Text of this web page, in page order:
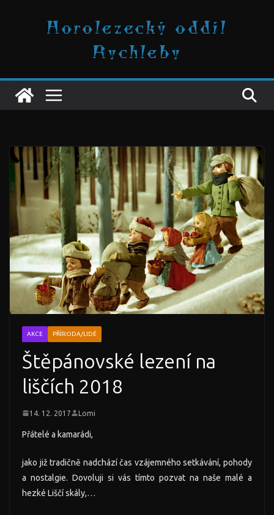
Horolezecký oddíl
Rychleby
AKCE PŘÍRODA/LIDÉ
Štěpánovské lezení na
liščích 2018
14. 12. 2017 Lomi
Přátelé a kamarádi,
jako již tradičně nadchází čas vzájemného setkávání, pohody
a nostalgie. Dovoluji si vás tímto pozvat na naše malé a
hezké Liščí skály,…